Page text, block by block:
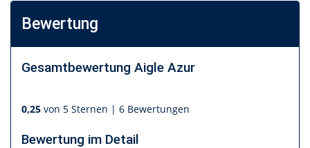
Bewertung
Gesamtbewertung Aigle Azur
0,25 von 5 Sternen | 6 Bewertungen
Bewertung im Detail